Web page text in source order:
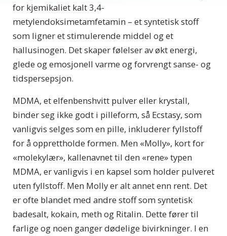
for kjemikaliet kalt 3,4-
metylendoksimetamfetamin – et syntetisk stoff
som ligner et stimulerende middel og et
hallusinogen. Det skaper følelser av økt energi,
glede og emosjonell varme og forvrengt sanse- og
tidspersepsjon.
MDMA, et elfenbenshvitt pulver eller krystall,
binder seg ikke godt i pilleform, så Ecstasy, som
vanligvis selges som en pille, inkluderer fyllstoff
for å opprettholde formen. Men «Molly», kort for
«molekylær», kallenavnet til den «rene» typen
MDMA, er vanligvis i en kapsel som holder pulveret
uten fyllstoff. Men Molly er alt annet enn rent. Det
er ofte blandet med andre stoff som syntetisk
badesalt, kokain, meth og Ritalin. Dette fører til
farlige og noen ganger dødelige bivirkninger. I en